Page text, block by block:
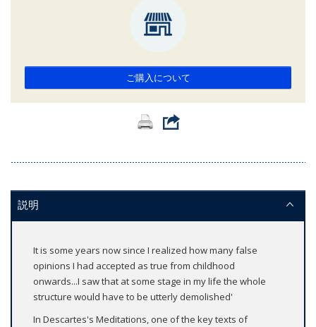
ご購入について
説明
It is some years now since I realized how many false
opinions I had accepted as true from childhood
onwards...I saw that at some stage in my life the whole
structure would have to be utterly demolished'
In Descartes's Meditations, one of the key texts of